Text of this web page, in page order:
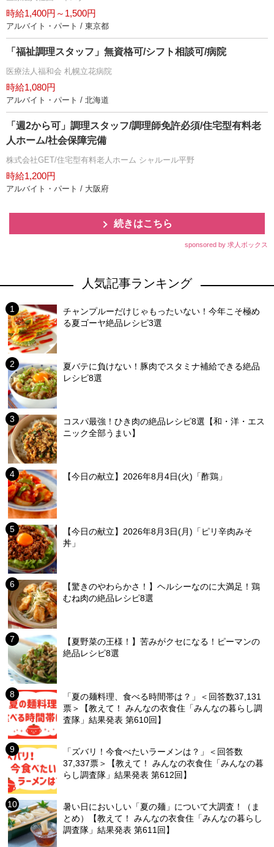
時給1,400円～1,500円
アルバイト・パート / 東京都
「福祉調理スタッフ」無資格可/シフト相談可/病院
医療法人福和会 札幌立花病院
時給1,080円
アルバイト・パート / 北海道
「週2から可」調理スタッフ/調理師免許必須/住宅型有料老
人ホーム/社会保障完備
株式会社GET/住宅型有料老人ホーム シャルール平野
時給1,200円
アルバイト・パート / 大阪府
続きはこちら
sponsored by 求人ボックス
人気記事ランキング
チャンプルーだけじゃもったいない！今年こそ極め
る夏ゴーヤ絶品レシピ3選
夏バテに負けない！豚肉でスタミナ補給できる絶品
レシピ8選
コスパ最強！ひき肉の絶品レシピ8選【和・洋・エス
ニック全部うまい】
【今日の献立】2026年8月4日(火)「酢鶏」
【今日の献立】2026年8月3日(月)「ピリ辛肉みそ
丼」
【驚きのやわらかさ！】ヘルシーなのに大満足！鶏
むね肉の絶品レシピ8選
【夏野菜の王様！】苦みがクセになる！ピーマンの
絶品レシピ8選
「夏の麺料理、食べる時間帯は？」＜回答数37,131
票＞【教えて！ みんなの衣食住「みんなの暮らし調
査隊」結果発表 第610回】
「ズバリ！今食べたいラーメンは？」＜回答数
37,337票＞【教えて！ みんなの衣食住「みんなの暮
らし調査隊」結果発表 第612回】
暑い日においしい「夏の麺」について大調査！（ま
とめ）【教えて！ みんなの衣食住「みんなの暮らし
調査隊」結果発表 第611回】